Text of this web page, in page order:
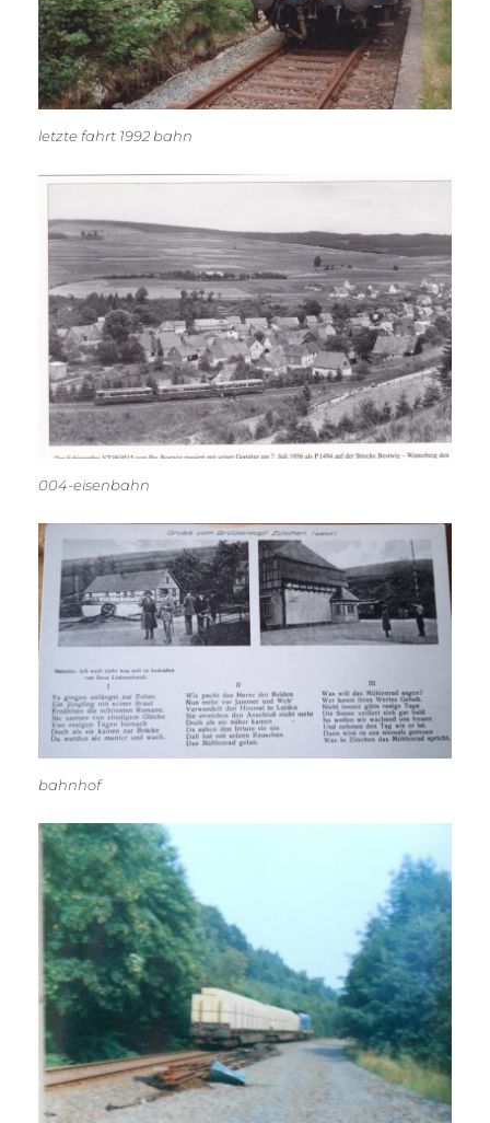
letzte fahrt 1992 bahn
004-eisenbahn
bahnhof